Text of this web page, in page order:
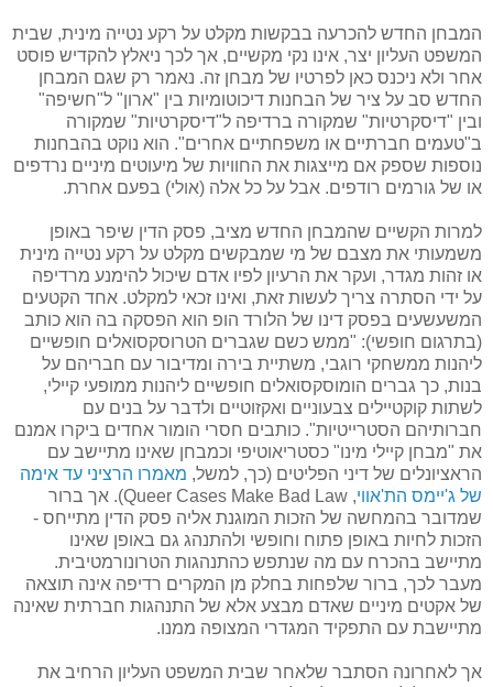
המבחן החדש להכרעה בבקשות מקלט על רקע נטייה מינית, שבית
המשפט העליון יצר, אינו נקי מקשיים, אך לכך ניאלץ להקדיש פוסט
אחר ולא ניכנס כאן לפרטיו של מבחן זה. נאמר רק שגם המבחן
החדש סב על ציר של הבחנות דיכוטומיות בין "ארון" ל"חשיפה"
ובין "דיסקרטיות" שמקורה ברדיפה ל"דיסקרטיות" שמקורה
ב"טעמים חברתיים או משפחתיים אחרים". הוא נוקט בהבחנות
נוספות שספק אם מייצגות את החוויות של מיעוטים מיניים נרדפים
או של גורמים רודפים. אבל על כל אלה (אולי) בפעם אחרת.
למרות הקשיים שהמבחן החדש מציב, פסק הדין שיפר באופן
משמעותי את מצבם של מי שמבקשים מקלט על רקע נטייה מינית
או זהות מגדר, ועקר את הרעיון לפיו אדם שיכול להימנע מרדיפה
על ידי הסתרה צריך לעשות זאת, ואינו זכאי למקלט. אחד הקטעים
המשעשעים בפסק דינו של הלורד הופ הוא הפסקה בה הוא כותב
(בתרגום חופשי): "ממש כשם שגברים הטרוסקסואלים חופשיים
ליהנות ממשחקי רוגבי, משתיית בירה ומדיבור עם חבריהם על
בנות, כך גברים הומוסקסואלים חופשיים ליהנות ממופעי קיילי,
לשתות קוקטיילים צבעוניים ואקזוטיים ולדבר על בנים עם
חברותיהם הסטרייטיות". כותבים חסרי הומור אחדים ביקרו אמנם
את "מבחן קיילי מינו" כסטריאוטיפי וכמבחן שאינו מתיישב עם
הראציונלים של דיני הפליטים (כך, למשל, מאמרו הרציני עד אימה
של ג'יימס הת'אווי
, Queer Cases Make Bad Law). אך ברור
שמדובר בהמחשה של הזכות המוגנת אליה פסק הדין מתייחס -
הזכות לחיות באופן פתוח וחופשי ולהתנהג גם באופן שאינו
מתיישב בהכרח עם מה שנתפש כהתנהגות הטרונורמטיבית.
מעבר לכך, ברור שלפחות בחלק מן המקרים רדיפה אינה תוצאה
של אקטים מיניים שאדם מבצע אלא של התנהגות חברתית שאינה
מתיישבת עם התפקיד המגדרי המצופה ממנו.
אך לאחרונה הסתבר שלאחר שבית המשפט העליון הרחיב את